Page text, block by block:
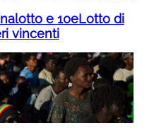
e 10eLotto di
vincenti